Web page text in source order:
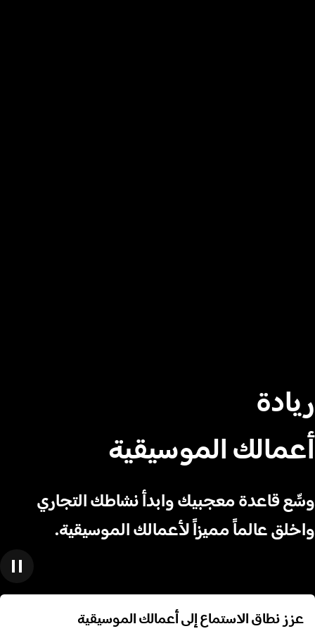
ريادة
أعمالك الموسيقية
وسِّع قاعدة معجبيك وابدأ نشاطك التجاري
واخلق عالماً مميزاً لأعمالك الموسيقية.
عزز نطاق الاستماع إلى أعمالك الموسيقية
عزز نطاق الاستماع إلى أعمالك الموسيقية